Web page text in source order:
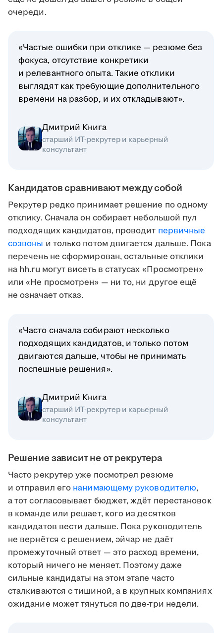
очереди.
«Частые ошибки при отклике — резюме без
фокуса, отсутствие конкретики
и релевантного опыта. Такие отклики
выглядят как требующие дополнительного
времени на разбор, и их откладывают».
Дмитрий Книга
старший ИТ-рекрутер и карьерный
консультант
Кандидатов сравнивают между собой
Рекрутер редко принимает решение по одному
отклику. Сначала он собирает небольшой пул
подходящих кандидатов, проводит первичные
созвоны и только потом двигается дальше. Пока
перечень не сформирован, остальные отклики
на hh.ru могут висеть в статусах «Просмотрен»
или «Не просмотрен» — ни то, ни другое ещё
не означает отказ.
«Часто сначала собирают несколько
подходящих кандидатов, и только потом
двигаются дальше, чтобы не принимать
поспешные решения».
Дмитрий Книга
старший ИТ-рекрутер и карьерный
консультант
Решение зависит не от рекрутера
Часто рекрутер уже посмотрел резюме
и отправил его нанимающему руководителю,
а тот согласовывает бюджет, ждёт перестановок
в команде или решает, кого из десятков
кандидатов вести дальше. Пока руководитель
не вернётся с решением, эйчар не даёт
промежуточный ответ — это расход времени,
который ничего не меняет. Поэтому даже
сильные кандидаты на этом этапе часто
сталкиваются с тишиной, а в крупных компаниях
ожидание может тянуться по две-три недели.